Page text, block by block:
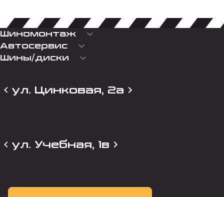
Шиномонтаж keyboard_arrow_down
Автосервис keyboard_arrow_down
Шины/диски keyboard_arrow_down
ул. Цинковая, 2а
ул. Учебная, 1в